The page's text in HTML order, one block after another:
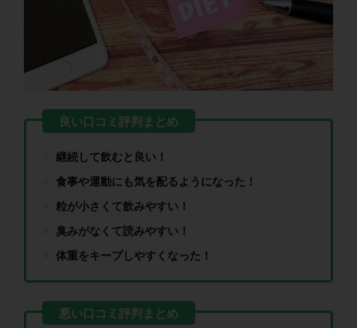
継続して飲むと良い！
食事や運動にも気を配るようになった！
粒が小さくて飲みやすい！
臭みがなくて読みやすい！
体重をキープしやすくなった！